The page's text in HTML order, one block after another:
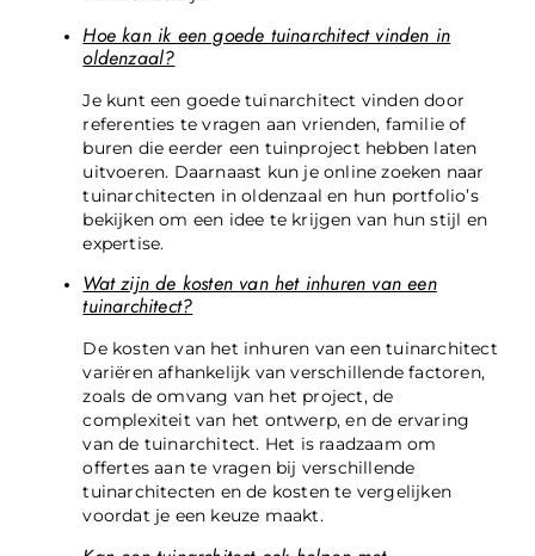
Hoe kan ik een goede tuinarchitect vinden in
oldenzaal?
Je kunt een goede tuinarchitect vinden door
referenties te vragen aan vrienden, familie of
buren die eerder een tuinproject hebben laten
uitvoeren. Daarnaast kun je online zoeken naar
tuinarchitecten in oldenzaal en hun portfolio’s
bekijken om een idee te krijgen van hun stijl en
expertise.
Wat zijn de kosten van het inhuren van een
tuinarchitect?
De kosten van het inhuren van een tuinarchitect
variëren afhankelijk van verschillende factoren,
zoals de omvang van het project, de
complexiteit van het ontwerp, en de ervaring
van de tuinarchitect. Het is raadzaam om
offertes aan te vragen bij verschillende
tuinarchitecten en de kosten te vergelijken
voordat je een keuze maakt.